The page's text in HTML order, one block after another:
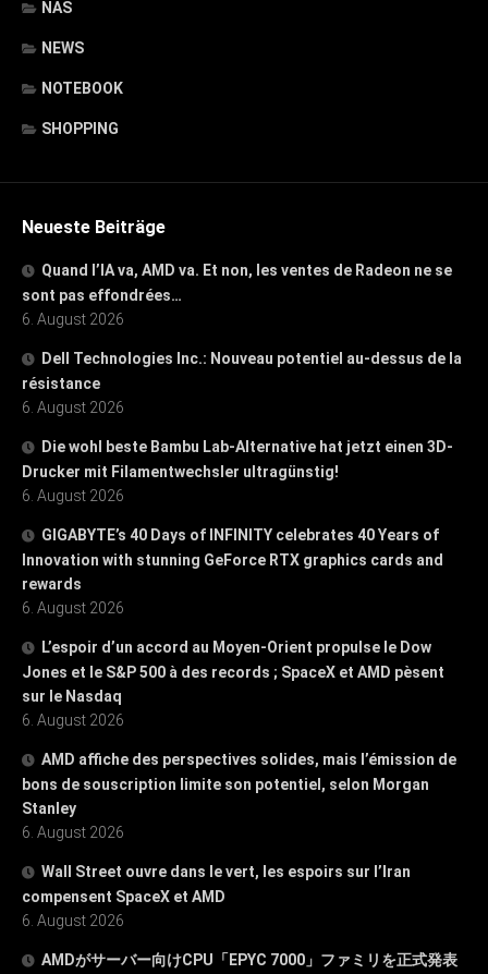
NAS
NEWS
NOTEBOOK
SHOPPING
Neueste Beiträge
Quand l’IA va, AMD va. Et non, les ventes de Radeon ne se
sont pas effondrées…
6. August 2026
Dell Technologies Inc.: Nouveau potentiel au-dessus de la
résistance
6. August 2026
Die wohl beste Bambu Lab-Alternative hat jetzt einen 3D-
Drucker mit Filamentwechsler ultragünstig!
6. August 2026
GIGABYTE’s 40 Days of INFINITY celebrates 40 Years of
Innovation with stunning GeForce RTX graphics cards and
rewards
6. August 2026
L’espoir d’un accord au Moyen-Orient propulse le Dow
Jones et le S&P 500 à des records ; SpaceX et AMD pèsent
sur le Nasdaq
6. August 2026
AMD affiche des perspectives solides, mais l’émission de
bons de souscription limite son potentiel, selon Morgan
Stanley
6. August 2026
Wall Street ouvre dans le vert, les espoirs sur l’Iran
compensent SpaceX et AMD
6. August 2026
AMDがサーバー向けCPU「EPYC 7000」ファミリを正式発表